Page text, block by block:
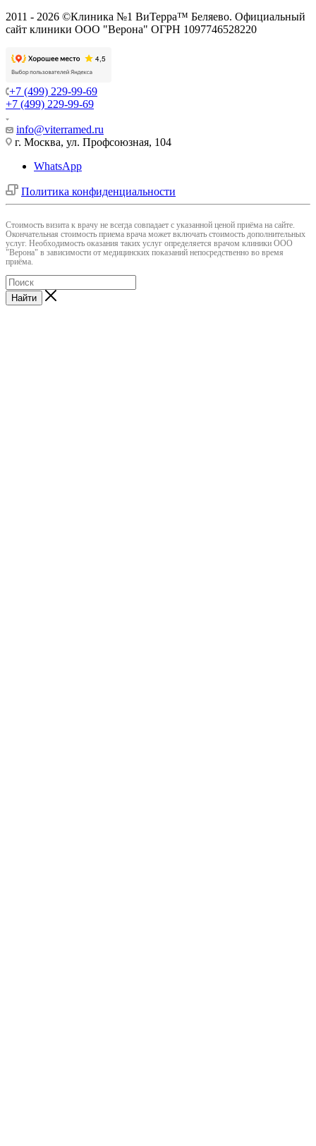
2011 - 2026 ©Клиника №1 ВиТерра™ Беляево. Официальный
сайт клиники ООО "Верона" ОГРН 1097746528220
+7 (499) 229-99-69
+7 (499) 229-99-69
info@viterramed.ru
г. Москва, ул. Профсоюзная, 104
WhatsApp
Политика конфиденциальности
Cтоимость визита к врачу не всегда совпадает с указанной ценой приёма на сайте.
Окончательная стоимость приема врача может включать стоимость дополнительных
услуг. Необходимость оказания таких услуг определяется врачом клиники ООО
"Верона" в зависимости от медицинских показаний непосредственно во время
приёма.
Найти